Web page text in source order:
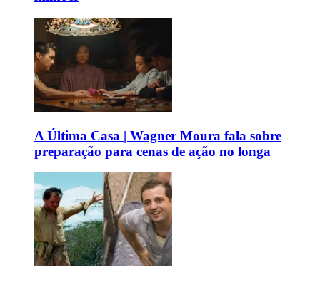
A Última Casa | Wagner Moura fala sobre
preparação para cenas de ação no longa